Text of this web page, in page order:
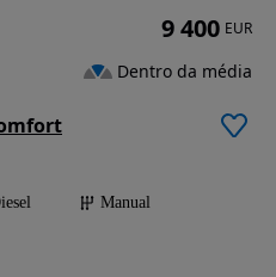
Manual
9 400 EUR
Dentro da média